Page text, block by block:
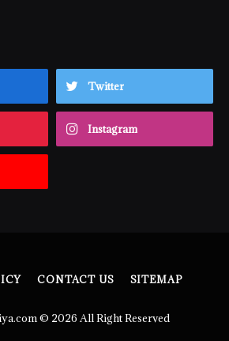
Twitter
Instagram
CONTACT US SITEMAP
© 2026 All Right Reserved